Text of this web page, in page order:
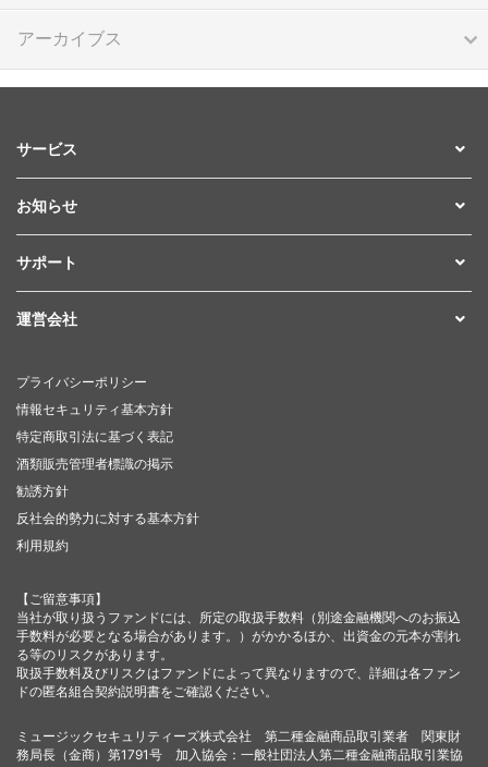
アーカイブス
サービス
お知らせ
サポート
運営会社
プライバシーポリシー
情報セキュリティ基本方針
特定商取引法に基づく表記
酒類販売管理者標識の掲示
勧誘方針
反社会的勢力に対する基本方針
利用規約
【ご留意事項】
当社が取り扱うファンドには、所定の取扱手数料（別途金融機関へのお振込
手数料が必要となる場合があります。）がかかるほか、出資金の元本が割れ
る等のリスクがあります。
取扱手数料及びリスクはファンドによって異なりますので、詳細は各ファン
ドの匿名組合契約説明書をご確認ください。
ミュージックセキュリティーズ株式会社 第二種金融商品取引業者 関東財
務局長（金商）第1791号 加入協会：一般社団法人第二種金融商品取引業協